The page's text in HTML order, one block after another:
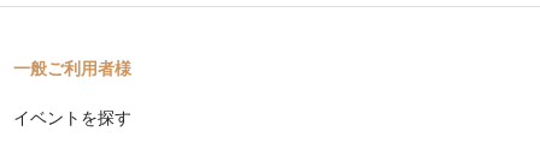
一般ご利用者様
イベントを探す